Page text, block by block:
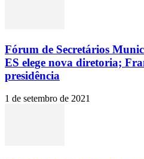
Fórum de Secretários
ES elege nova diretoria;
presidência
1 de setembro de 2021